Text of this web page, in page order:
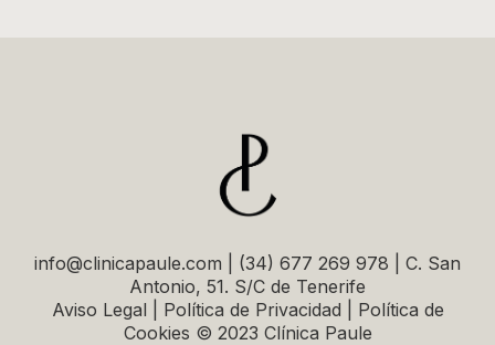
info@clinicapaule.com | (34) 677 269 978 | C. San
Antonio, 51. S/C de Tenerife
Aviso Legal | Política de Privacidad | Política de
Cookies © 2023 Clínica Paule